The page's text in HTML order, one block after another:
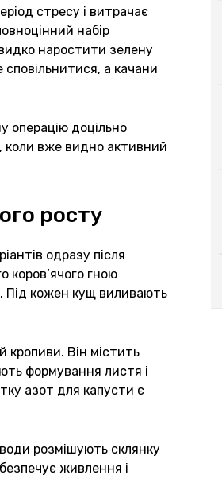
стресу і витрачає
набір
наростити зелену
а качани
операцію доцільно
коли вже видно активний
росту
одразу після
коров’ячого гною
Під кожен кущ виливають
кропиви. Він містить
формування листя і
азот для капусти є
розмішують склянку
живлення і